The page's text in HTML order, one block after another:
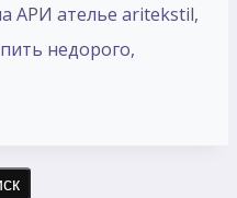
АРИ ателье aritekstil,
недорого,